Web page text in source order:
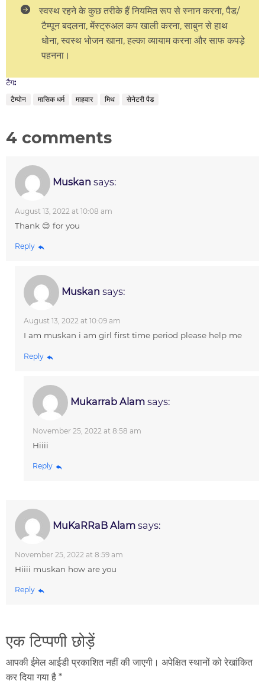
स्वस्थ रहने के कुछ तरीके हैं नियमित रूप से स्नान करना, पैड/
टैम्पून बदलना, मेंस्ट्रुअल कप खाली करना, साबुन से हाथ
धोना, स्वस्थ भोजन खाना, हल्का व्यायाम करना और साफ कपड़े
पहनना।
टैग:
टैम्पोन मासिक धर्म माहवार मिथ सेनेटरी पैड
4 comments
Muskan says:
August 13, 2022 at 10:08 am
Thank 😊 for you
Reply
Muskan says:
August 13, 2022 at 10:09 am
I am muskan i am girl first time period please help me
Reply
Mukarrab Alam says:
November 25, 2022 at 8:58 am
Hiiii
Reply
MuKaRRaB Alam says:
November 25, 2022 at 8:59 am
Hiiii muskan how are you
Reply
एक टिप्पणी छोड़ें
आपकी ईमेल आईडी प्रकाशित नहीं की जाएगी। अपेक्षित स्थानों को रेखांकित
कर दिया गया है *